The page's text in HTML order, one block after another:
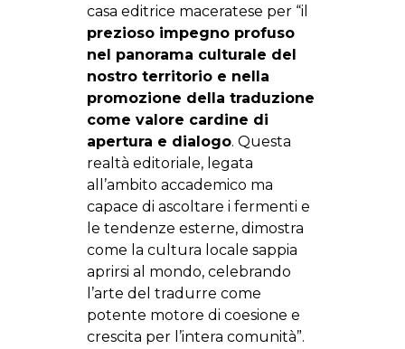
casa editrice maceratese per “il
prezioso impegno profuso
nel panorama culturale del
nostro territorio e nella
promozione della traduzione
come valore cardine di
apertura e dialogo. Questa
realtà editoriale, legata
all’ambito accademico ma
capace di ascoltare i fermenti e
le tendenze esterne, dimostra
come la cultura locale sappia
aprirsi al mondo, celebrando
l’arte del tradurre come
potente motore di coesione e
crescita per l’intera comunità”.